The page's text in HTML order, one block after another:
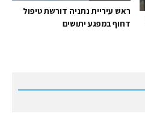
ראש עיריית נתניה דורשת טיפול
דחוף במפגע יתושים